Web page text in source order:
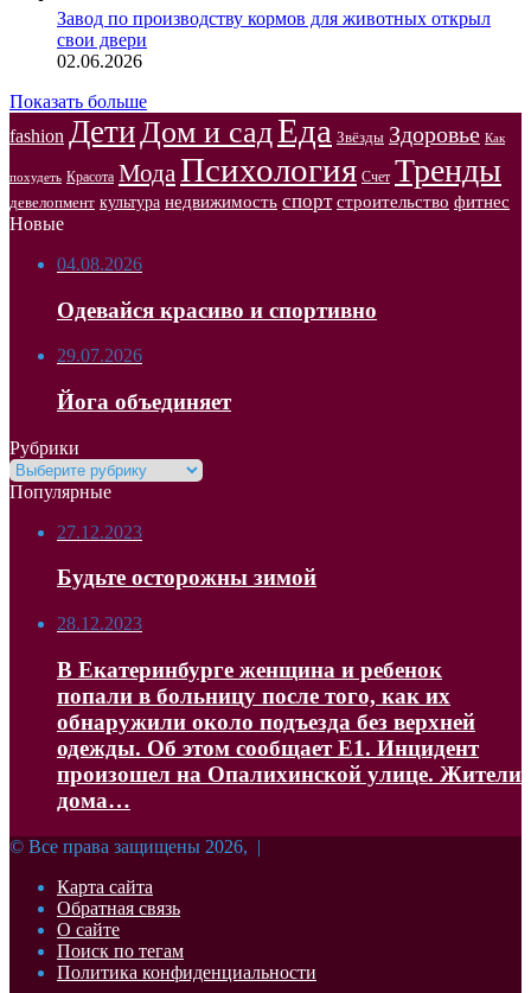
Завод по производству кормов для животных открыл
свои двери
02.06.2026
Показать больше
fashion ДетиДом и садЕда Звёзды Здоровье Как
похудеть Красота Мода Психология Счет Тренды
девелопмент культура недвижимость спорт строительство фитнес
Новые
04.08.2026
Одевайся красиво и спортивно
29.07.2026
Йога объединяет
Рубрики
Рубрики
Популярные
27.12.2023
Будьте осторожны зимой
28.12.2023
В Екатеринбурге женщина и ребенок
попали в больницу после того, как их
обнаружили около подъезда без верхней
одежды. Об этом сообщает Е1. Инцидент
произошел на Опалихинской улице. Жители
дома…
© Все права защищены 2026, |
Карта сайта
Обратная связь
О сайте
Поиск по тегам
Политика конфиденциальности